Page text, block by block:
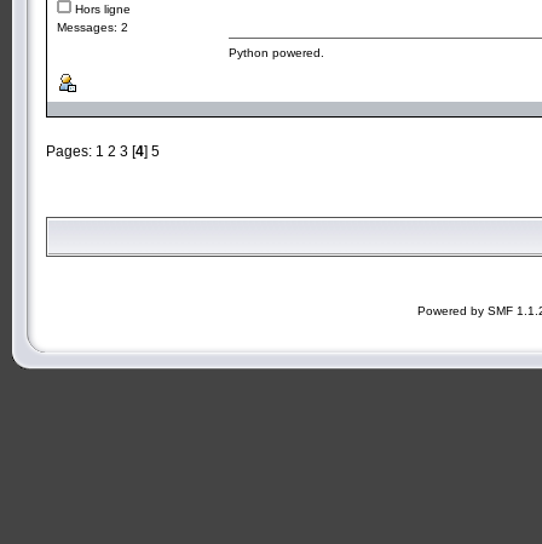
Hors ligne
Messages: 2
Python powered.
Pages: 1 2 3 [4] 5
Powered by SMF